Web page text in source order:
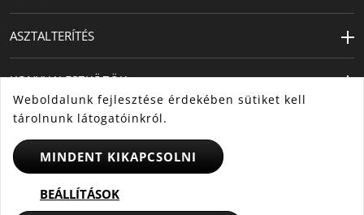
ASZTALTERÍTÉS
KONYHAI ESZKÖZÖK
Weboldalunk fejlesztése érdekében sütiket kell
tárolnunk látogatóinkról.
MINDENT KIKAPCSOLNI
BEÁLLÍTÁSOK